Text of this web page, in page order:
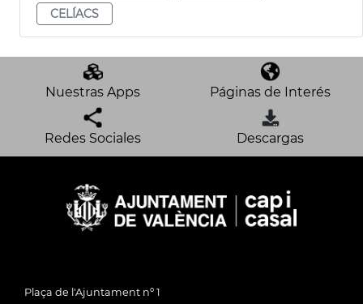
CELÍACS
Nuestras Apps Páginas de Interés
Redes Sociales Descargas
Plaça de l'Ajuntament nº 1